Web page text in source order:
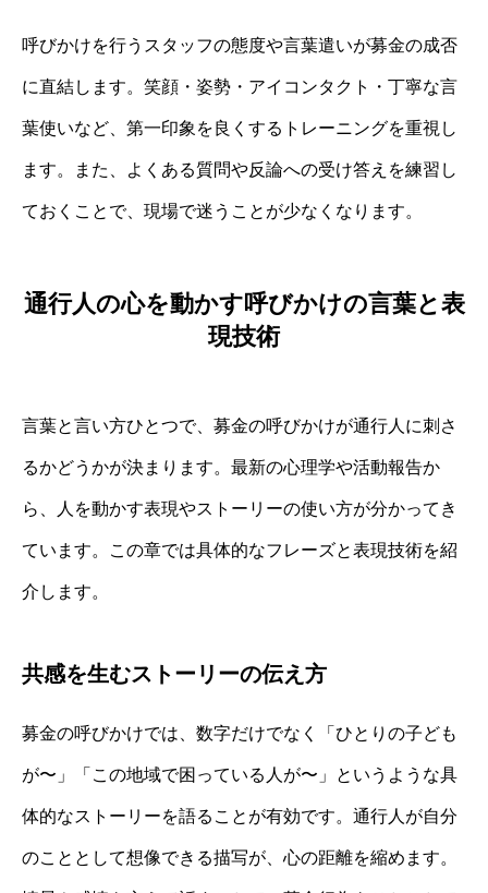
呼びかけを行うスタッフの態度や言葉遣いが募金の成否
に直結します。笑顔・姿勢・アイコンタクト・丁寧な言
葉使いなど、第一印象を良くするトレーニングを重視し
ます。また、よくある質問や反論への受け答えを練習し
ておくことで、現場で迷うことが少なくなります。
通行人の心を動かす呼びかけの言葉と表
現技術
言葉と言い方ひとつで、募金の呼びかけが通行人に刺さ
るかどうかが決まります。最新の心理学や活動報告か
ら、人を動かす表現やストーリーの使い方が分かってき
ています。この章では具体的なフレーズと表現技術を紹
介します。
共感を生むストーリーの伝え方
募金の呼びかけでは、数字だけでなく「ひとりの子ども
が〜」「この地域で困っている人が〜」というような具
体的なストーリーを語ることが有効です。通行人が自分
のこととして想像できる描写が、心の距離を縮めます。